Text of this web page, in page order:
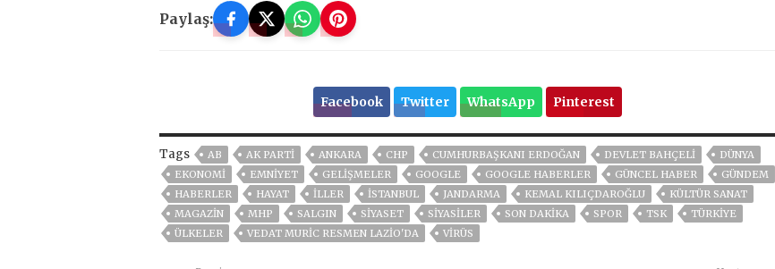
Paylaş:
Facebook Twitter WhatsApp Pinterest
Tags AB AK PARTİ ANKARA CHP CUMHURBAŞKANI ERDOĞAN DEVLET BAHÇELİ
DÜNYA
EKONOMİ
EMNİYET GELIŞMELER GOOGLE GOOGLE HABERLER GÜNCEL HABER
GÜNDEM
HABERLER
HAYAT İLLER ISTANBUL JANDARMA KEMAL KILIÇDAROĞLU
KÜLTÜR SANAT
MAGAZİN
MHP SALGIN SİYASET SİYASİLER SON DAKIKA SPOR TSK
TÜRKİYE
ÜLKELER
VEDAT MURIC RESMEN LAZIO'DA VIRÜS